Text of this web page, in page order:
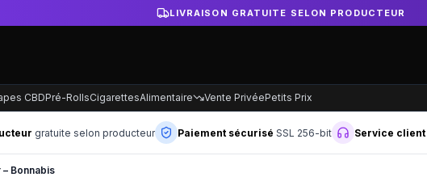
LIVRAISON GRATUITE SELON PRODUCTEUR
CBDPré-RollsCigarettesAlimentaire Vente PrivéePetits Prix
gratuite selon producteur Paiement sécurisé SSL 256-bit Service client
Bonnabis